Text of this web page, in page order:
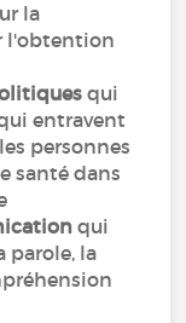
la
l'obtention
qui
entravent
personnes
santé dans
qui
parole, la